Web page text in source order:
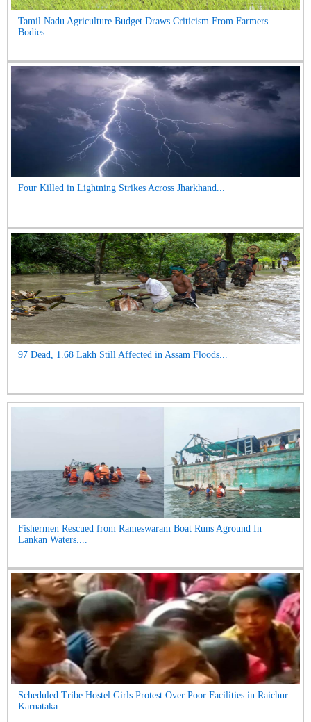
Tamil Nadu Agriculture Budget Draws Criticism From Farmers
Bodies...
Four Killed in Lightning Strikes Across Jharkhand...
97 Dead, 1.68 Lakh Still Affected in Assam Floods...
Fishermen Rescued from Rameswaram Boat Runs Aground In
Lankan Waters....
Scheduled Tribe Hostel Girls Protest Over Poor Facilities in Raichur
Karnataka...